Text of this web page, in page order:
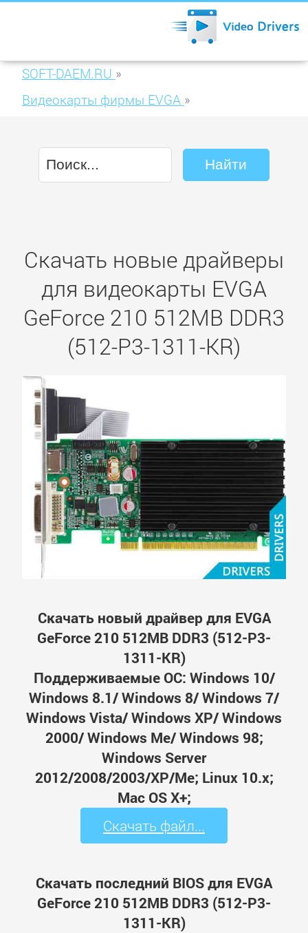
SOFT-DAEM.RU »
Видеокарты фирмы EVGA »
1311-KR)
Скачать новые драйверы
для видеокарты EVGA
GeForce 210 512MB DDR3
(512-P3-1311-KR)
Скачать новый драйвер для EVGA
GeForce 210 512MB DDR3 (512-P3-
1311-KR)
Поддерживаемые ОС: Windows 10/
Windows 8.1/ Windows 8/ Windows 7/
Windows Vista/ Windows XP/ Windows
2000/ Windows Me/ Windows 98;
Windows Server
2012/2008/2003/XP/Me; Linux 10.x;
Mac OS X+;
Скачать файл...
Скачать последний BIOS для EVGA
GeForce 210 512MB DDR3 (512-P3-
1311-KR)